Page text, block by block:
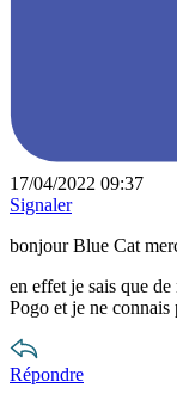
17/04/2022 09:37
Signaler
bonjour Blue Cat
en effet je sais que
Pogo et je ne
Répondre